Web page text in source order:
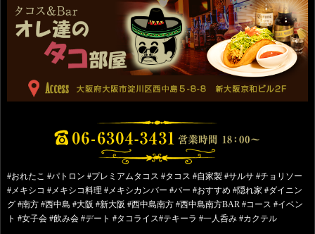
#おれたこ #パトロン #プレミアムタコス #タコス #自家製 #サルサ #チョリソー
#メキシコ #メキシコ料理 #メキシカンバー #バー #おすすめ #隠れ家 #ダイニン
グ #南方 #西中島 #大阪 #新大阪 #西中島南方 #西中島南方BAR #コース #イベン
ト #女子会 #飲み会 #デート #タコライス#テキーラ #一人呑み #カクテル